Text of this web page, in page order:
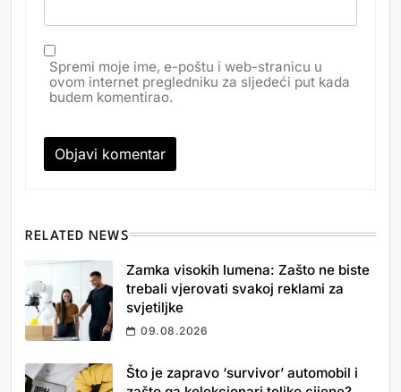
Spremi moje ime, e-poštu i web-stranicu u
ovom internet pregledniku za sljedeći put kada
budem komentirao.
RELATED NEWS
Zamka visokih lumena: Zašto ne biste
trebali vjerovati svakoj reklami za
svjetiljke
09.08.2026
Što je zapravo ‘survivor’ automobil i